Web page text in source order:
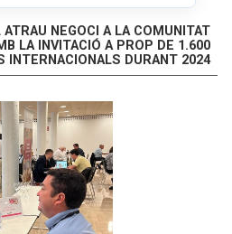
ATRAU NEGOCI A LA COMUNITAT
LA INVITACIÓ A PROP DE 1.600
INTERNACIONALS DURANT 2024